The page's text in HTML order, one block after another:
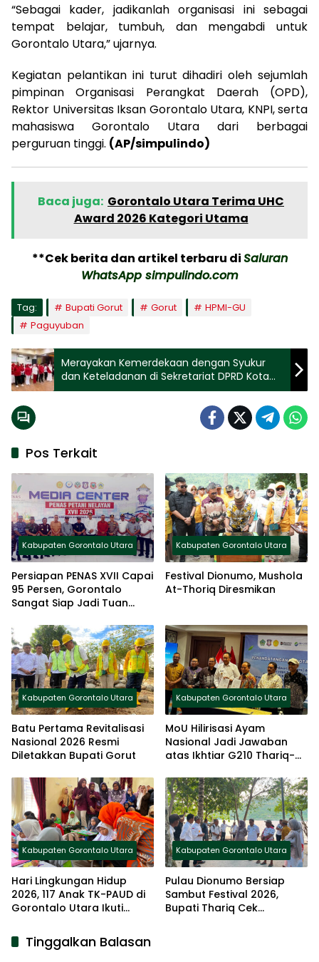
“Sebagai kader, jadikanlah organisasi ini sebagai
tempat belajar, tumbuh, dan mengabdi untuk
Gorontalo Utara,” ujarnya.
Kegiatan pelantikan ini turut dihadiri oleh sejumlah
pimpinan Organisasi Perangkat Daerah (OPD),
Rektor Universitas Iksan Gorontalo Utara, KNPI, serta
mahasiswa Gorontalo Utara dari berbagai
perguruan tinggi. (AP/simpulindo)
Baca juga: Gorontalo Utara Terima UHC
Award 2026 Kategori Utama
**Cek berita dan artikel terbaru diSaluran
WhatsApp simpulindo.com
Tag: Bupati Gorut Gorut
HPMI-GU
Paguyuban
Merayakan Kemerdekaan dengan Syukur
dan Keteladanan di Sekretariat DPRD Kota
Gorontalo
Pos Terkait
Kabupaten Gorontalo Utara
Persiapan PENAS XVII Capai
95 Persen, Gorontalo
Sangat Siap Jadi Tuan
Kabupaten Gorontalo Utara
Festival Dionumo, Mushola
At-Thoriq Diresmikan
Kabupaten Gorontalo Utara
Batu Pertama Revitalisasi
Nasional 2026 Resmi
Diletakkan Bupati Gorut
Kabupaten Gorontalo Utara
MoU Hilirisasi Ayam
Nasional Jadi Jawaban
atas Ikhtiar G210 Thariq-
Kabupaten Gorontalo Utara
Hari Lingkungan Hidup
2026, 117 Anak TK-PAUD di
Gorontalo Utara Ikuti
Kabupaten Gorontalo Utara
Pulau Dionumo Bersiap
Sambut Festival 2026,
Bupati Thariq Cek
Tinggalkan Balasan